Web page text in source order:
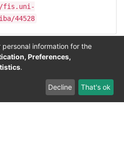
fis.uni-
44528
information for the
Preferences,
.
Decline That's ok